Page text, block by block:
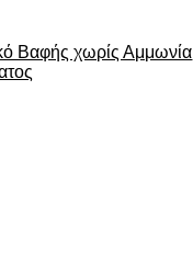
Βαφής χωρίς Αμμωνία